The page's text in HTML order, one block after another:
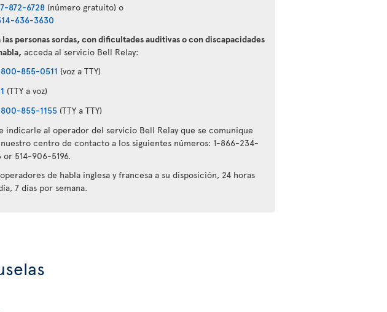
872-6728 (número gratuito) o
636-3630
las personas sordas, con dificultades auditivas o con discapacidades
acceda al servicio Bell Relay:
855-0511 (voz a TTY)
(TTY a voz)
855-1155 (TTY a TTY)
indicarle al operador del servicio Bell Relay que se comunique
centro de contacto a los siguientes números: 1-866-234-
or 514-906-5196.
de habla inglesa y francesa a su disposición, 24 horas
7 días por semana.